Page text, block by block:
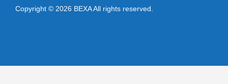
Copyright © 2026 BEXA All rights reserved.